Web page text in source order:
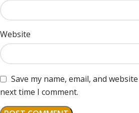
Website
Save my name, email, and
next time I comment.